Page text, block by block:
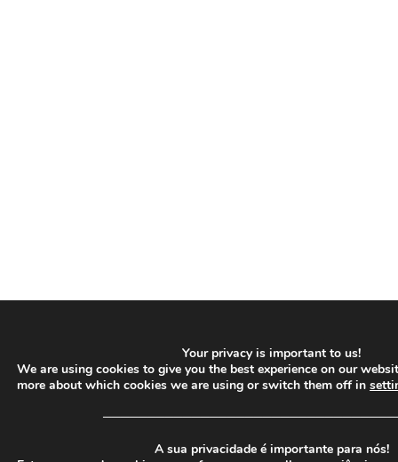
Your privacy is important to us!
We are using cookies to give you the best experience on our
more about which cookies we are using or switch them off in
A sua privacidade é importante para nós!